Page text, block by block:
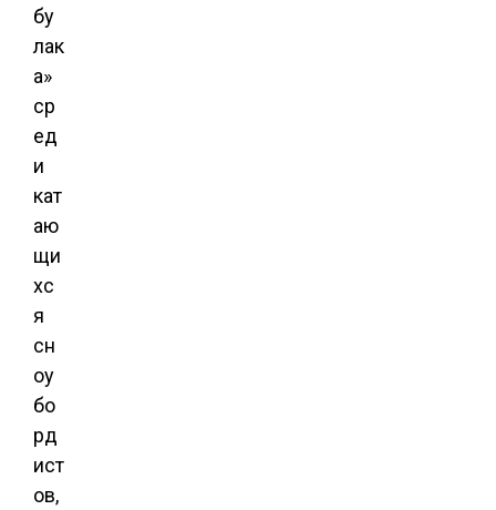
бу
лак
а»
ср
ед
и
кат
аю
щи
хс
я
сн
оу
бо
рд
ист
ов,